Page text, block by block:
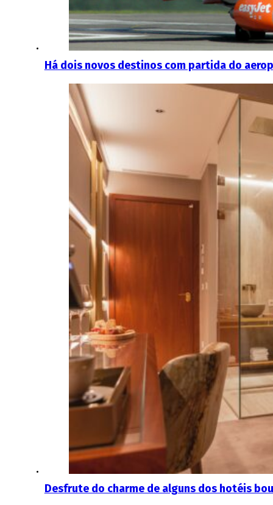
Há dois novos destinos com partida do
Desfrute do charme de alguns dos hotéis